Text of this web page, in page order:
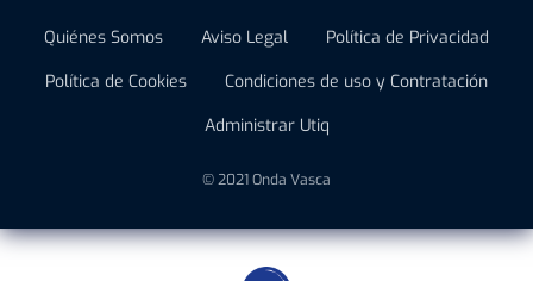
Quiénes Somos Aviso Legal
Política de Privacidad
Política de Cookies
Condiciones de uso y Contratación
Administrar Utiq
© 2021 Onda Vasca